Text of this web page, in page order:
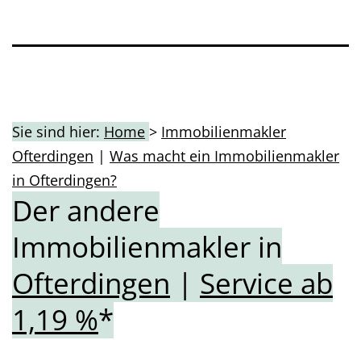
Sie sind hier: Home > Immobilienmakler
Ofterdingen | Was macht ein Immobilienmakler
in Ofterdingen?
Der andere
Immobilienmakler in
Ofterdingen | Service ab
1,19 %*